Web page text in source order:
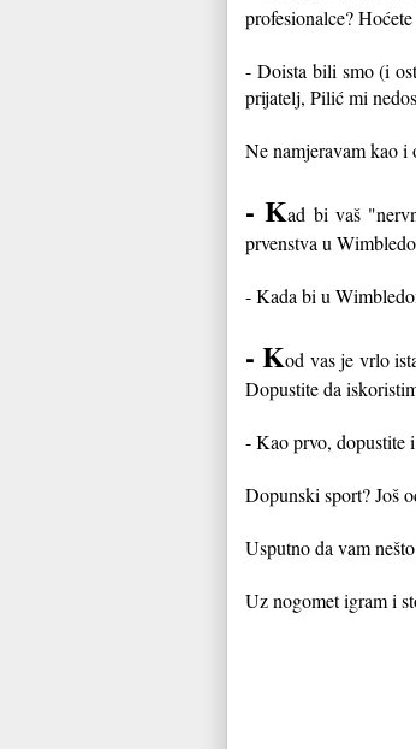
profesionalce?
- Doista bili smo (i
prijatelj, Pilić mi
Ne namjeravam kao i
- Kad bi vaš
prvenstva u
- Kada bi u
- Kod vas je vrlo
Dopustite da
- Kao prvo, dopustite
Dopunski sport? Još
Usputno da vam
Uz nogomet igram i